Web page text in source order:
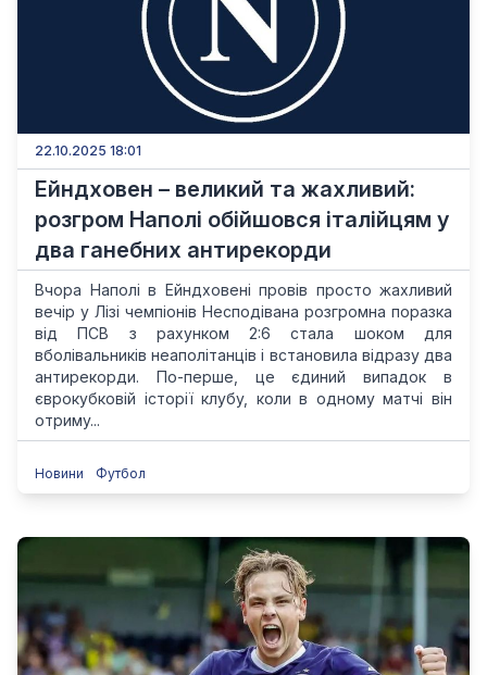
22.10.2025 18:01
Ейндховен – великий та жахливий:
розгром Наполі обійшовся італійцям у
два ганебних антирекорди
Вчора Наполі в Ейндховені провів просто жахливий
вечір у Лізі чемпіонів Несподівана розгромна поразка
від ПСВ з рахунком 2:6 стала шоком для
вболівальників неаполітанців і встановила відразу два
антирекорди. По-перше, це єдиний випадок в
єврокубковій історії клубу, коли в одному матчі він
отриму...
Новини Футбол